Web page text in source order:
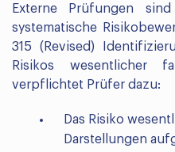
Externe Prüfungen
systematische
315 (Revised)
Risikos wesentlicher
verpflichtet Prüfer dazu:
Das Risiko
Darstellungen